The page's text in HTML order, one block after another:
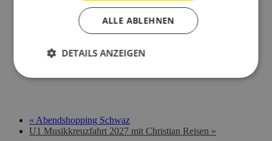
« Abendshopping Schwaz
U1 Musikkreuzfahrt 2027 mit Christian Reisen »
ALLE ABLEHNEN
DETAILS ANZEIGEN